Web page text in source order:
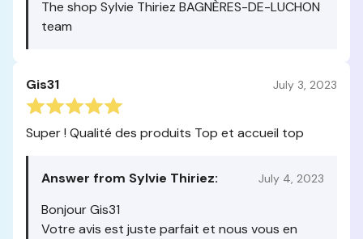
The shop Sylvie Thiriez BAGNÈRES-DE-LUCHON
team
Gis31 July 3, 2023
Super ! Qualité des produits Top et accueil top
Answer from Sylvie Thiriez: July 4, 2023
Bonjour Gis31
Votre avis est juste parfait et nous vous en